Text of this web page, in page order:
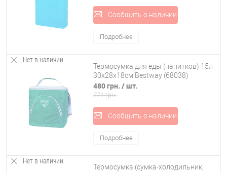
Сообщить о наличии
Подробнее
Нет в наличии
Термосумка для еды (напитков) 15л
30х28х18см Bestway (68038)
480 грн. / шт.
771 грн.
Сообщить о наличии
Подробнее
Нет в наличии
Термосумка (сумка-холодильник,